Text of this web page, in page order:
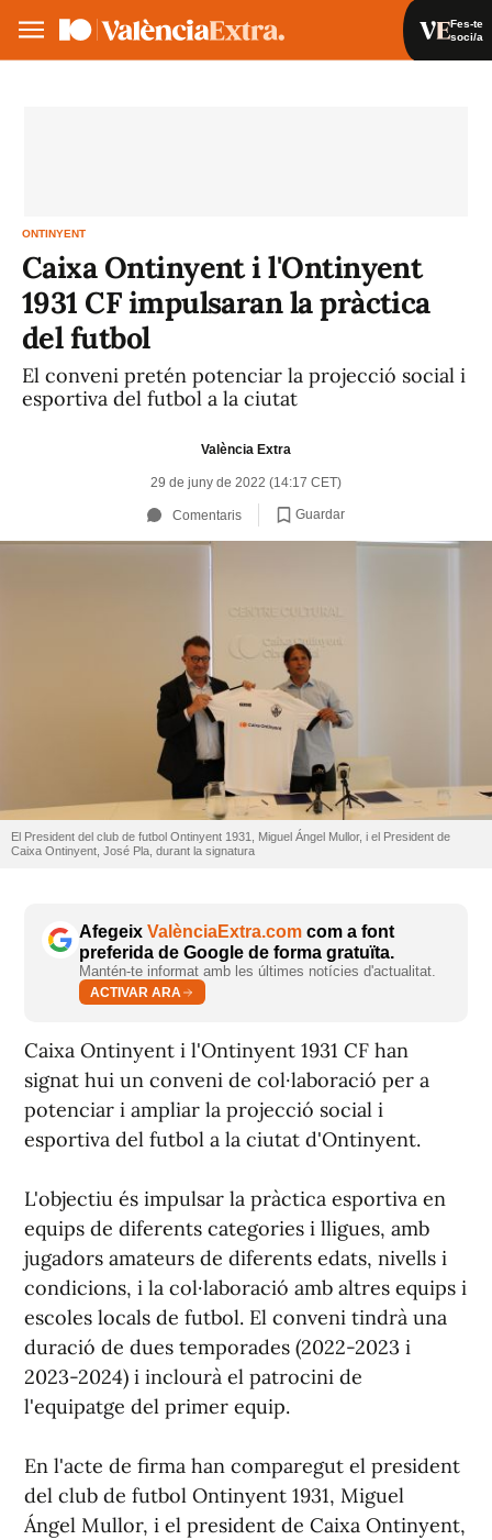
Fes-te
soci/a
ONTINYENT
Caixa Ontinyent i l'Ontinyent
1931 CF impulsaran la pràctica
del futbol
El conveni pretén potenciar la projecció social i
esportiva del futbol a la ciutat
València Extra
29 de juny de 2022 (14:17 CET)
Comentaris Guardar
El President del club de futbol Ontinyent 1931, Miguel Ángel Mullor, i el President de
Caixa Ontinyent, José Pla, durant la signatura
Afegeix ValènciaExtra.com com a font
preferida de Google de forma gratuïta.
Mantén-te informat amb les últimes notícies d'actualitat.
ACTIVAR ARA
Caixa Ontinyent i l'Ontinyent 1931 CF han
signat hui un conveni de col·laboració per a
potenciar i ampliar la projecció social i
esportiva del futbol a la ciutat d'Ontinyent.
L'objectiu és impulsar la pràctica esportiva en
equips de diferents categories i lligues, amb
jugadors amateurs de diferents edats, nivells i
condicions, i la col·laboració amb altres equips i
escoles locals de futbol. El conveni tindrà una
duració de dues temporades (2022-2023 i
2023-2024) i inclourà el patrocini de
l'equipatge del primer equip.
En l'acte de firma han comparegut el president
del club de futbol Ontinyent 1931, Miguel
Ángel Mullor, i el president de Caixa Ontinyent,